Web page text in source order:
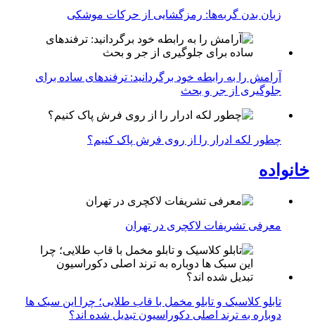
زبان بدن گربه‌ها: رمزگشایی از حرکات موشکی
آرامش را به رابطه خود برگردانید: ترفندهای ساده برای
جلوگیری از جر و بحث
چطور لکه ادرار را از روی فرش پاک کنیم؟
خانواده
معرفی تشریفات لاکچری در تهران
تابلو کلاسیک و تابلو مخمل با قاب طلایی؛ چرا این سبک ها
دوباره به ترند اصلی دکوراسیون تبدیل شده اند؟